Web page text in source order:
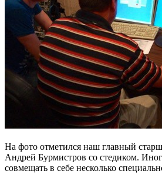
На фото отметился наш главный
Андрей Бурмистров со стедиком.
совмещать в себе несколько